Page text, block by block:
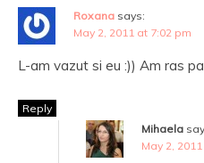
Roxana says:
May 2, 2011 at 7:02 pm
L-am vazut si eu :)) Am ras
Reply
Mihaela
May 2,